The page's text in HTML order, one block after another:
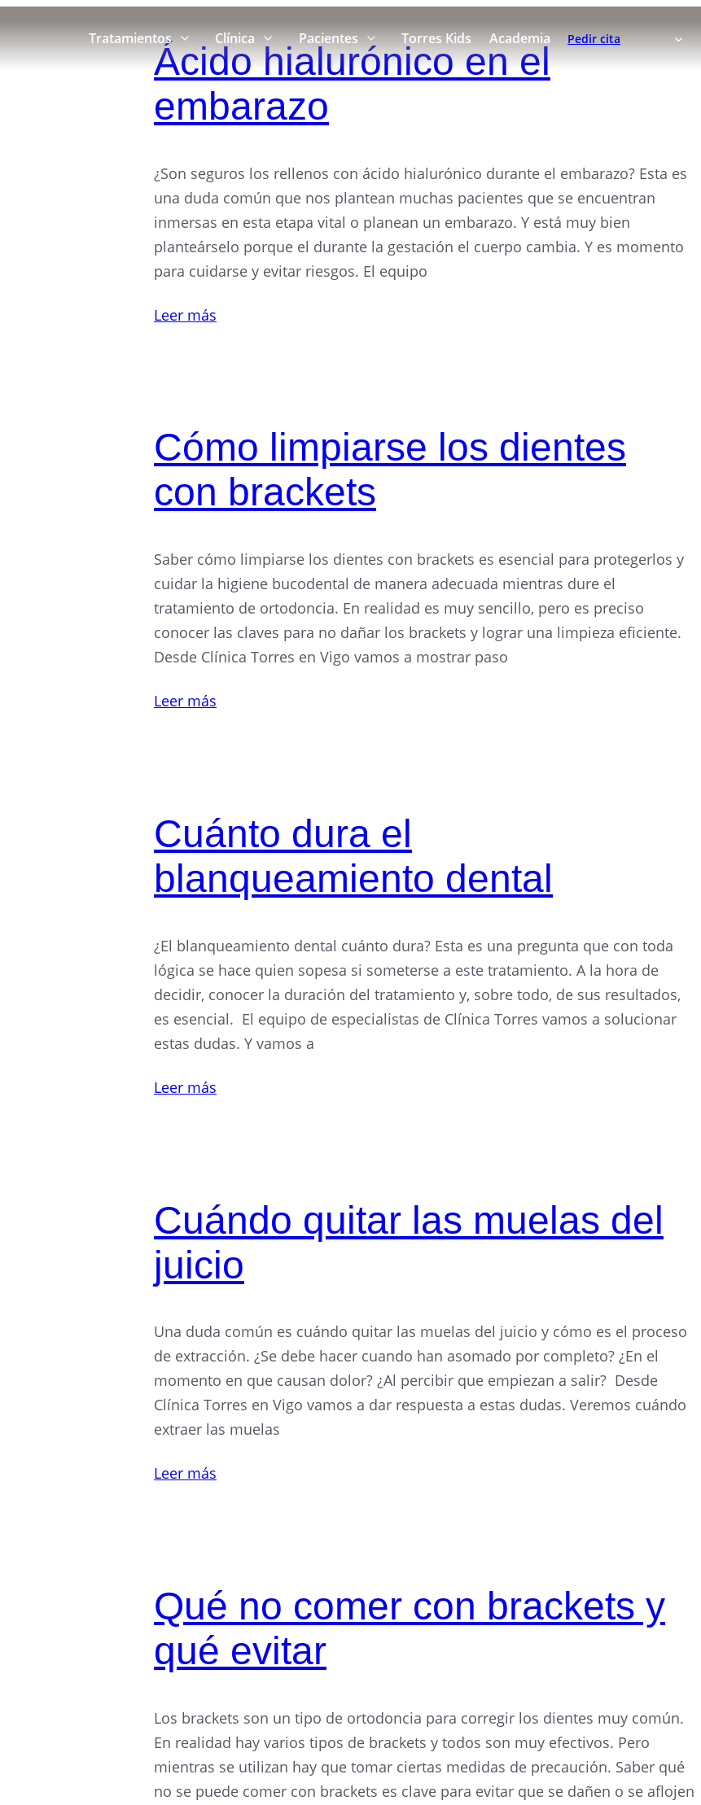
Tratamientos Clínica Pacientes Torres Kids Academia Pedir cita
Ácido hialurónico en el
embarazo
¿Son seguros los rellenos con ácido hialurónico durante el embarazo? Esta es
una duda común que nos plantean muchas pacientes que se encuentran
inmersas en esta etapa vital o planean un embarazo. Y está muy bien
planteárselo porque el durante la gestación el cuerpo cambia. Y es momento
para cuidarse y evitar riesgos. El equipo
Leer más
Cómo limpiarse los dientes
con brackets
Saber cómo limpiarse los dientes con brackets es esencial para protegerlos y
cuidar la higiene bucodental de manera adecuada mientras dure el
tratamiento de ortodoncia. En realidad es muy sencillo, pero es preciso
conocer las claves para no dañar los brackets y lograr una limpieza eficiente.
Desde Clínica Torres en Vigo vamos a mostrar paso
Leer más
Cuánto dura el
blanqueamiento dental
¿El blanqueamiento dental cuánto dura? Esta es una pregunta que con toda
lógica se hace quien sopesa si someterse a este tratamiento. A la hora de
decidir, conocer la duración del tratamiento y, sobre todo, de sus resultados,
es esencial. El equipo de especialistas de Clínica Torres vamos a solucionar
estas dudas. Y vamos a
Leer más
Cuándo quitar las muelas del
juicio
Una duda común es cuándo quitar las muelas del juicio y cómo es el proceso
de extracción. ¿Se debe hacer cuando han asomado por completo? ¿En el
momento en que causan dolor? ¿Al percibir que empiezan a salir? Desde
Clínica Torres en Vigo vamos a dar respuesta a estas dudas. Veremos cuándo
extraer las muelas
Leer más
Qué no comer con brackets y
qué evitar
Los brackets son un tipo de ortodoncia para corregir los dientes muy común.
En realidad hay varios tipos de brackets y todos son muy efectivos. Pero
mientras se utilizan hay que tomar ciertas medidas de precaución. Saber qué
no se puede comer con brackets es clave para evitar que se dañen o se aflojen